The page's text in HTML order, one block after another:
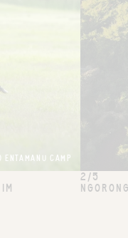
ENTAMANU CAMP
2/5